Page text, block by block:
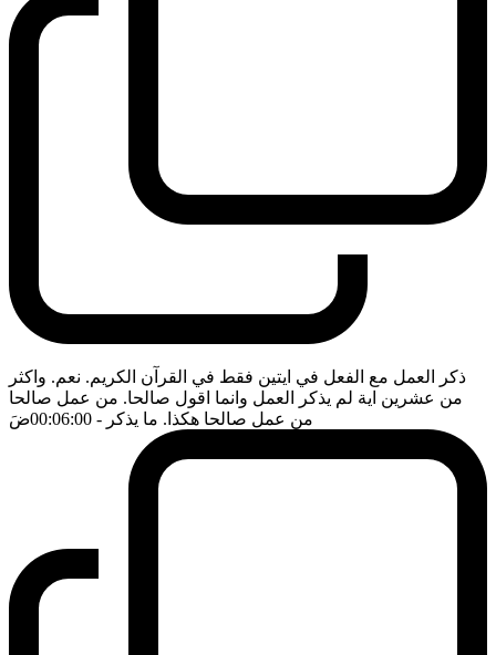
ذكر العمل مع الفعل في ايتين فقط في القرآن الكريم. نعم. واكثر
من عشرين اية لم يذكر العمل وانما اقول صالحا. من عمل صالحا
من عمل صالحا هكذا. ما يذكر - 00:06:00 ضَ